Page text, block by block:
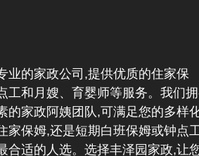
业的家政公司,提供优质的住家保
工和月嫂、育婴师等服务。我们
的家政阿姨团队,可满足您的多样
家保姆,还是短期白班保姆或钟点
合适的人选。选择丰泽园家政,让